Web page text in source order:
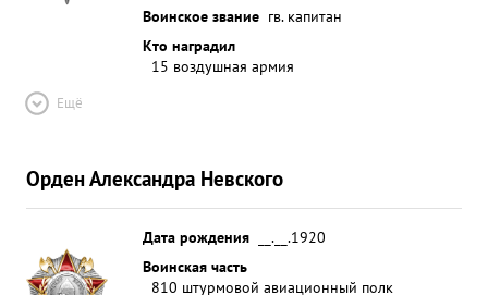
Воинское звание гв. капитан
Кто наградил
15 воздушная армия
Ещё
Орден Александра Невского
Дата рождения
__.__.1920
Воинская часть
810 штурмовой авиационный полк